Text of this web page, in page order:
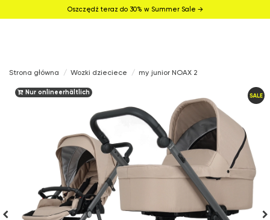
Oszczędź teraz do 30% w Summer Sale →
Strona główna Wozki dzieciece my junior NOAX 2
Nur onlineerhältlich